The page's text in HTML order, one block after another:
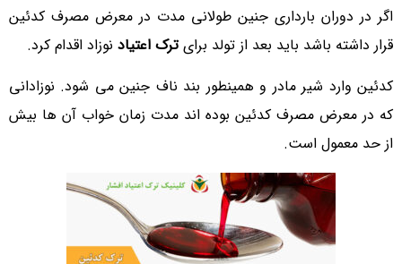
اگر در دوران بارداری جنین طولانی مدت در معرض مصرف کدئین
قرار داشته باشد باید بعد از تولد برایترک اعتیاد نوزاد اقدام کرد.
کدئین وارد شیر مادر و همینطور بند ناف جنین می شود. نوزادانی
که در معرض مصرف کدئین بوده اند مدت زمان خواب آن ها بیش
از حد معمول است.